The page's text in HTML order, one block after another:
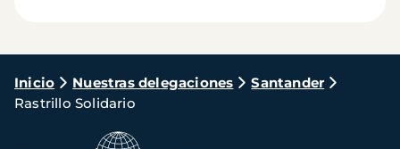
Ruta
de
navegación
Inicio Nuestras delegaciones
Santander
Rastrillo Solidario